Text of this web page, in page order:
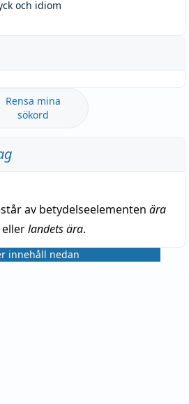
och idiom
Rensa mina
sökord
av betydelseelementen ära
ellerlandets ära.
innehåll nedan